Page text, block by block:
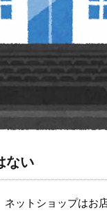
ない
ネットショップは